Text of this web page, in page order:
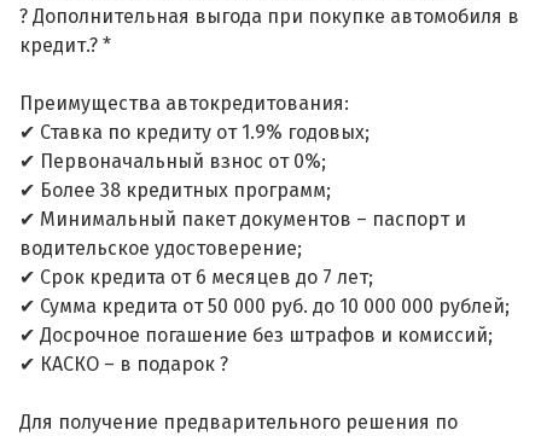
? Дополнительная выгода при покупке автомобиля в
кредит.? *
Преимущества автокредитования:
✔ Ставка по кредиту от 1.9% годовых;
✔ Первоначальный взнос от 0%;
✔ Более 38 кредитных программ;
✔ Минимальный пакет документов – паспорт и
водительское удостоверение;
✔ Срок кредита от 6 месяцев до 7 лет;
✔ Сумма кредита от 50 000 руб. до 10 000 000 рублей;
✔ Досрочное погашение без штрафов и комиссий;
✔ КАСКО – в подарок ?
Для получение предварительного решения по